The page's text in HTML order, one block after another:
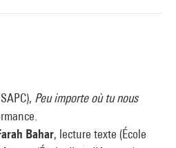
à l’international nos écoles et
des étudiant(e)s, des
Peu importe où tu nous
Bahar, lecture texte (École